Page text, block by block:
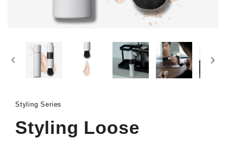
Styling Series
Styling Loose